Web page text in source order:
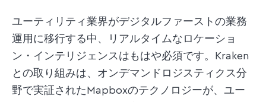
ユーティリティ業界がデジタルファーストの業務
運用に移行する中、リアルタイムなロケーショ
ン・インテリジェンスはもはや必須です。Kraken
との取り組みは、オンデマンドロジスティクス分
野で実証されたMapboxのテクノロジーが、ユー